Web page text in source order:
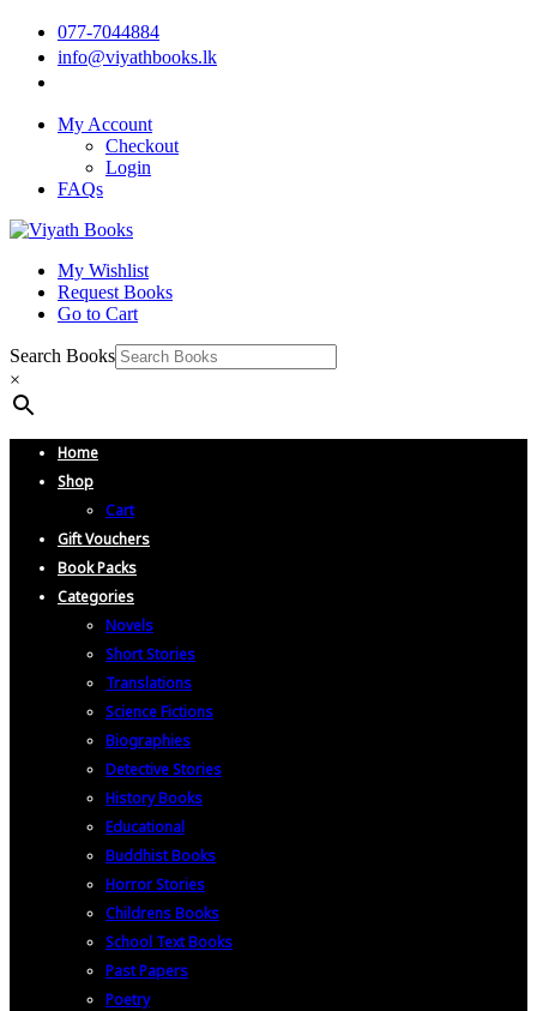
077-7044884
info@viyathbooks.lk
My Account
Checkout
Login
FAQs
My Wishlist
Request Books
Go to Cart
Search Books
×
Home
Shop
Cart
Gift Vouchers
Book Packs
Categories
Novels
Short Stories
Translations
Science Fictions
Biographies
Detective Stories
History Books
Educational
Buddhist Books
Horror Stories
Childrens Books
School Text Books
Past Papers
Poetry